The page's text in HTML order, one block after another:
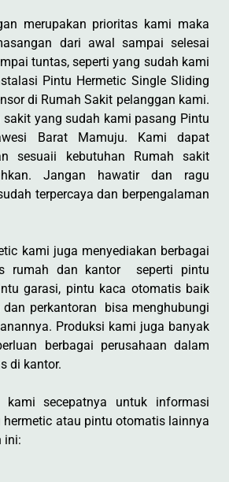
merupakan prioritas kami maka
dari awal sampai selesai
tuntas, seperti yang sudah kami
Pintu Hermetic Single Sliding
di Rumah Sakit pelanggan kami.
yang sudah kami pasang Pintu
Barat Mamuju. Kami dapat
sesuaii kebutuhan Rumah sakit
Jangan hawatir dan ragu
terpercaya dan berpengalaman
kami juga menyediakan berbagai
rumah dan kantor seperti pintu
garasi, pintu kaca otomatis baik
perkantoran bisa menghubungi
Produksi kami juga banyak
berbagai perusahaan dalam
di kantor.
kami secepatnya untuk informasi
hermetic atau pintu otomatis lainnya
ini: